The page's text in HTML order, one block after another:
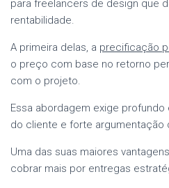
para freelancers de design que
rentabilidade.
A primeira delas, a precificação
o preço com base no retorno
com o projeto.
Essa abordagem exige
do cliente e forte argumentação
Uma das suas maiores
cobrar mais por entregas